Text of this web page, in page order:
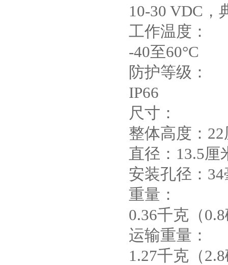
10-30 VDC，
工作温度：
-40至60°C
防护等级：
IP66
尺寸：
整体高度：
直径：13.5厘
安装孔径：
重量：
0.36千克（
运输重量：
1.27千克（